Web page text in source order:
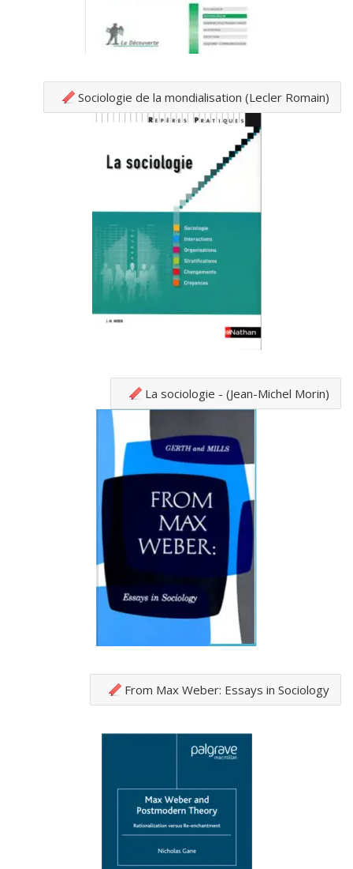
Sociologie de la mondialisation (Lecler Romain)
La sociologie - (Jean-Michel Morin)
From Max Weber: Essays in Sociology